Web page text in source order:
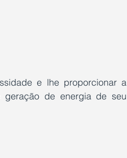
e lhe proporcionar a
geração de energia de seu